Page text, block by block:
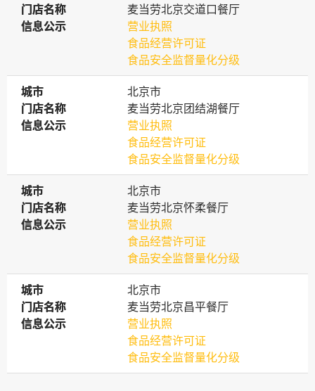
门店名称
门店名称
麦当劳北京交道口餐厅
信息公示
信息公示
营业执照
食品经营许可证
食品安全监督量化分级
城市
城市
北京市
门店名称
门店名称
麦当劳北京团结湖餐厅
信息公示
信息公示
营业执照
食品经营许可证
食品安全监督量化分级
城市
城市
北京市
门店名称
门店名称
麦当劳北京怀柔餐厅
信息公示
信息公示
营业执照
食品经营许可证
食品安全监督量化分级
城市
城市
北京市
门店名称
门店名称
麦当劳北京昌平餐厅
信息公示
信息公示
营业执照
食品经营许可证
食品安全监督量化分级